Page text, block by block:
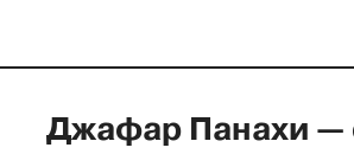
Джафар Панахи —